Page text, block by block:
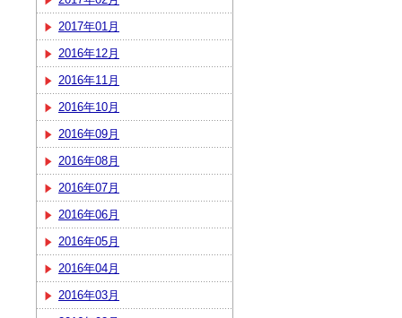
2017年01月
2016年12月
2016年11月
2016年10月
2016年09月
2016年08月
2016年07月
2016年06月
2016年05月
2016年04月
2016年03月